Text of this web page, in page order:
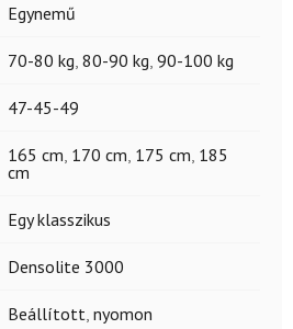
Egynemű
70-80 kg 80-90 kg 90-100 kg
47-45-49
165 cm 170 cm 175 cm 185
cm
Egy klasszikus
Densolite 3000
Beállított nyomon